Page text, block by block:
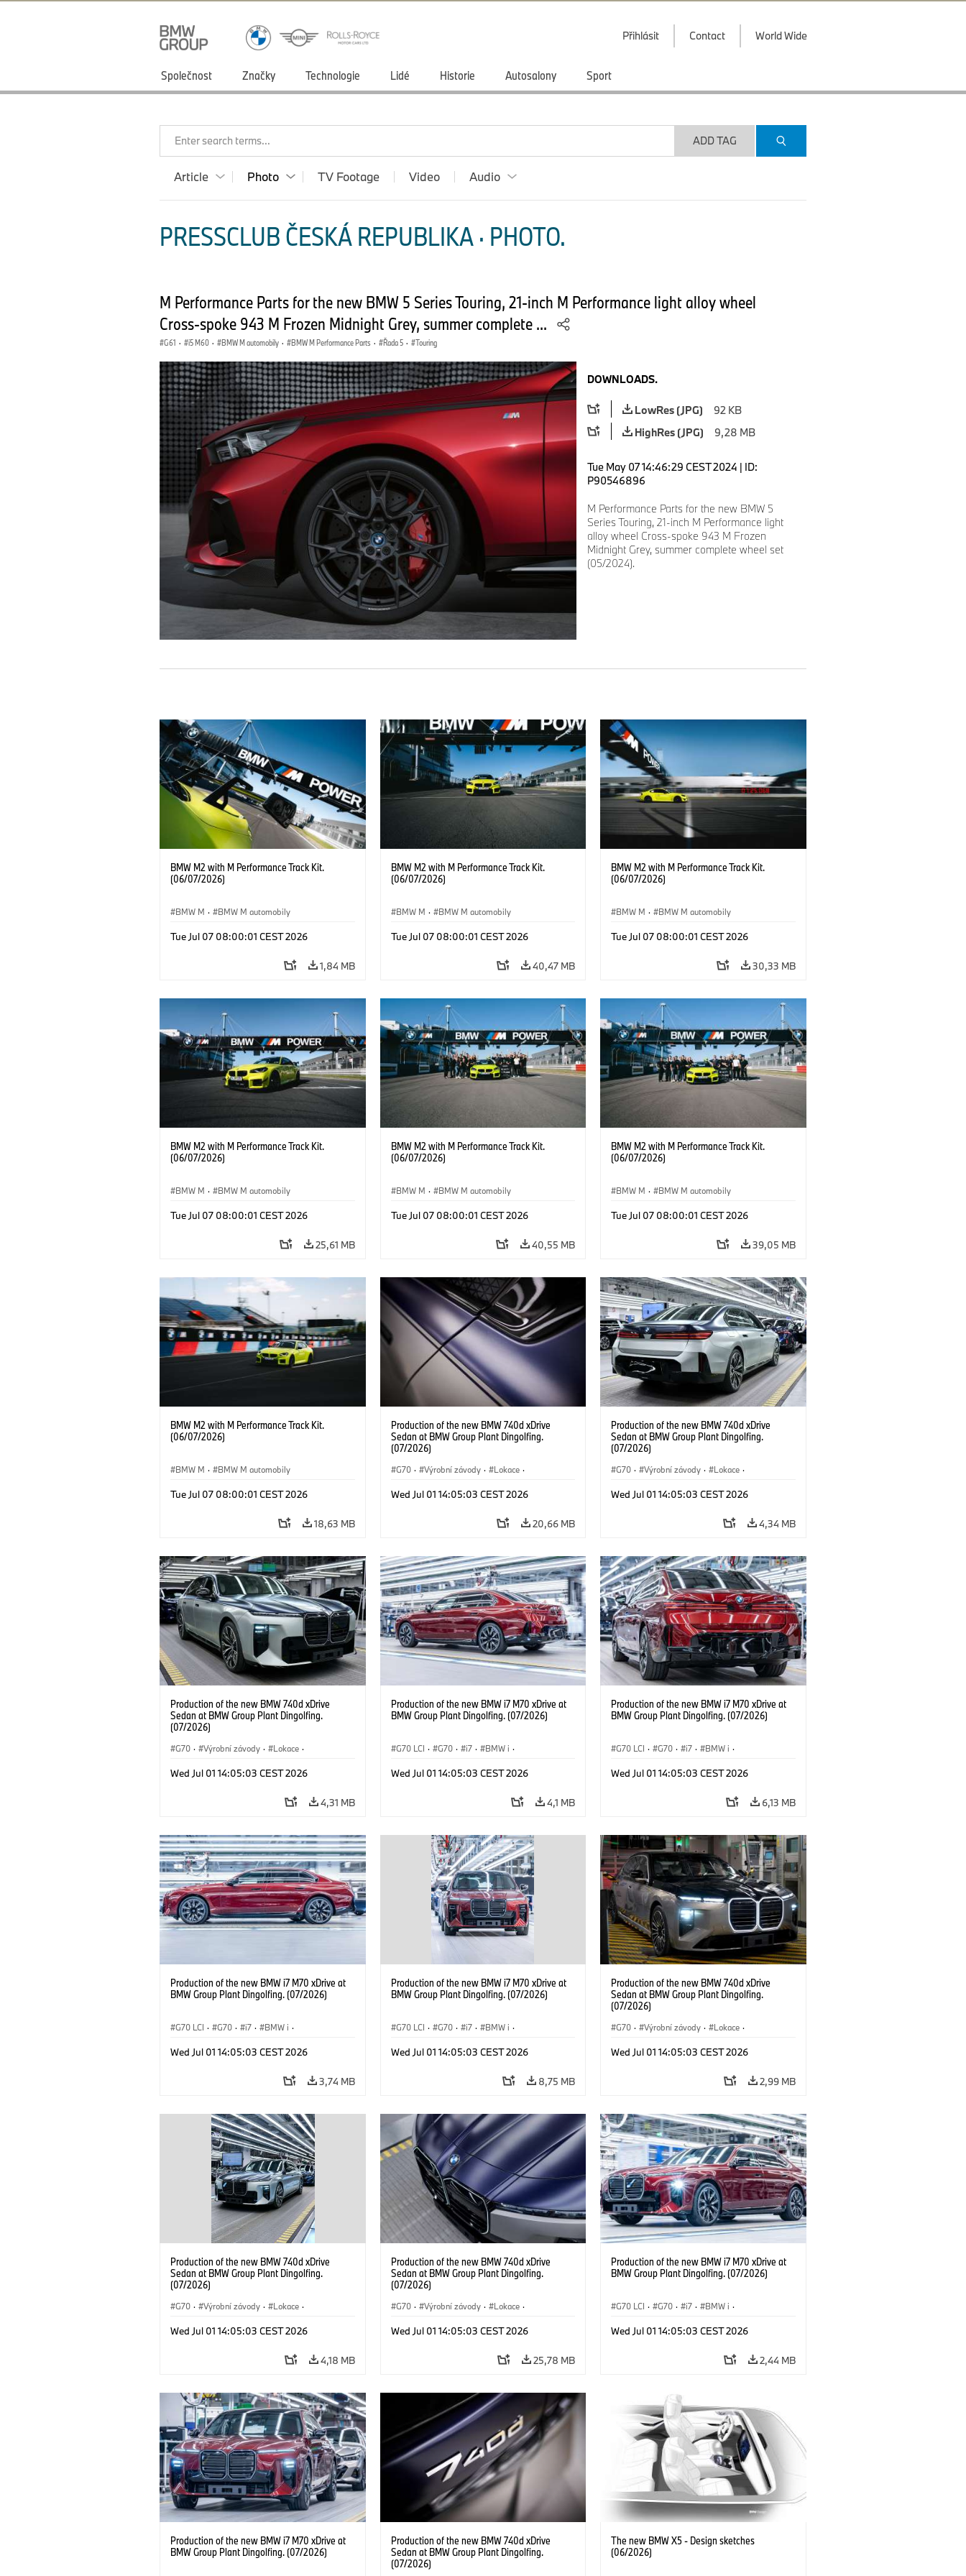
Přihlásit Contact World Wide
Společnost Značky Technologie Lidé Historie Autosalony Sport
Enter search terms... ADD TAG
Article Photo TV Footage Video Audio
PRESSCLUB ČESKÁ REPUBLIKA · PHOTO.
M Performance Parts for the new BMW 5 Series Touring, 21-inch M Performance light alloy wheel
Cross-spoke 943 M Frozen Midnight Grey, summer complete ...
G61 · i5 M60 · BMW M automobily · BMW M Performance Parts · Řada 5 · Touring
DOWNLOADS.
LowRes (JPG)
92 KB
HighRes (JPG)
9,28 MB
Tue May 07 14:46:29 CEST 2024 | ID:
P90546896
M Performance Parts for the new BMW 5
Series Touring, 21-inch M Performance light
alloy wheel Cross-spoke 943 M Frozen
Midnight Grey, summer complete wheel set
(05/2024).
BMW M2 with M Performance Track Kit.
(06/07/2026)
BMW M · BMW M automobily
Tue Jul 07 08:00:01 CEST 2026
1,84 MB
BMW M2 with M Performance Track Kit.
(06/07/2026)
BMW M · BMW M automobily
Tue Jul 07 08:00:01 CEST 2026
40,47 MB
BMW M2 with M Performance Track Kit.
(06/07/2026)
BMW M · BMW M automobily
Tue Jul 07 08:00:01 CEST 2026
30,33 MB
BMW M2 with M Performance Track Kit.
(06/07/2026)
BMW M · BMW M automobily
Tue Jul 07 08:00:01 CEST 2026
25,61 MB
BMW M2 with M Performance Track Kit.
(06/07/2026)
BMW M · BMW M automobily
Tue Jul 07 08:00:01 CEST 2026
40,55 MB
BMW M2 with M Performance Track Kit.
(06/07/2026)
BMW M · BMW M automobily
Tue Jul 07 08:00:01 CEST 2026
39,05 MB
BMW M2 with M Performance Track Kit.
(06/07/2026)
BMW M · BMW M automobily
Tue Jul 07 08:00:01 CEST 2026
18,63 MB
Production of the new BMW 740d xDrive
Sedan at BMW Group Plant Dingolfing.
(07/2026)
G70 · Výrobní závody · Lokace ·
Wed Jul 01 14:05:03 CEST 2026
20,66 MB
Production of the new BMW 740d xDrive
Sedan at BMW Group Plant Dingolfing.
(07/2026)
G70 · Výrobní závody · Lokace ·
Wed Jul 01 14:05:03 CEST 2026
4,34 MB
Production of the new BMW 740d xDrive
Sedan at BMW Group Plant Dingolfing.
(07/2026)
G70 · Výrobní závody · Lokace ·
Wed Jul 01 14:05:03 CEST 2026
4,31 MB
Production of the new BMW i7 M70 xDrive at
BMW Group Plant Dingolfing. (07/2026)
G70 LCI · G70 · i7 · BMW i ·
Wed Jul 01 14:05:03 CEST 2026
4,1 MB
Production of the new BMW i7 M70 xDrive at
BMW Group Plant Dingolfing. (07/2026)
G70 LCI · G70 · i7 · BMW i ·
Wed Jul 01 14:05:03 CEST 2026
6,13 MB
Production of the new BMW i7 M70 xDrive at
BMW Group Plant Dingolfing. (07/2026)
G70 LCI · G70 · i7 · BMW i ·
Wed Jul 01 14:05:03 CEST 2026
3,74 MB
Production of the new BMW i7 M70 xDrive at
BMW Group Plant Dingolfing. (07/2026)
G70 LCI · G70 · i7 · BMW i ·
Wed Jul 01 14:05:03 CEST 2026
8,75 MB
Production of the new BMW 740d xDrive
Sedan at BMW Group Plant Dingolfing.
(07/2026)
G70 · Výrobní závody · Lokace ·
Wed Jul 01 14:05:03 CEST 2026
2,99 MB
Production of the new BMW 740d xDrive
Sedan at BMW Group Plant Dingolfing.
(07/2026)
G70 · Výrobní závody · Lokace ·
Wed Jul 01 14:05:03 CEST 2026
4,18 MB
Production of the new BMW 740d xDrive
Sedan at BMW Group Plant Dingolfing.
(07/2026)
G70 · Výrobní závody · Lokace ·
Wed Jul 01 14:05:03 CEST 2026
25,78 MB
Production of the new BMW i7 M70 xDrive at
BMW Group Plant Dingolfing. (07/2026)
G70 LCI · G70 · i7 · BMW i ·
Wed Jul 01 14:05:03 CEST 2026
2,44 MB
Production of the new BMW i7 M70 xDrive at
BMW Group Plant Dingolfing. (07/2026)
Production of the new BMW 740d xDrive
Sedan at BMW Group Plant Dingolfing.
(07/2026)
The new BMW X5 - Design sketches
(06/2026)